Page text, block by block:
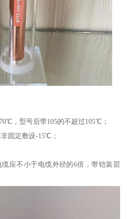
，型号后带105的不超过105℃；
固定敷设-15℃；
应不小于电缆外径的6倍，带铠装层